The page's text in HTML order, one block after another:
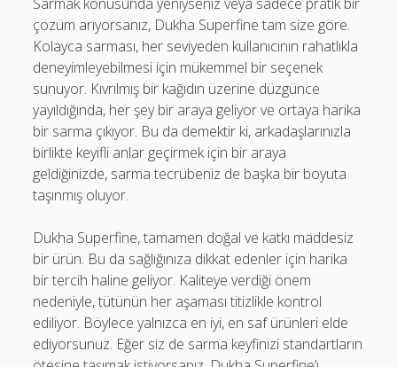
çözüm arıyorsanız, Dukha Superfine tam size göre.
Kolayca sarması, her seviyeden kullanıcının rahatlıkla
deneyimleyebilmesi için mükemmel bir seçenek
sunuyor. Kıvrılmış bir kağıdın üzerine düzgünce
yayıldığında, her şey bir araya geliyor ve ortaya harika
bir sarma çıkıyor. Bu da demektir ki, arkadaşlarınızla
birlikte keyifli anlar geçirmek için bir araya
geldiğinizde, sarma tecrübeniz de başka bir boyuta
taşınmış oluyor.
Dukha Superfine, tamamen doğal ve katkı maddesiz
bir ürün. Bu da sağlığınıza dikkat edenler için harika
bir tercih haline geliyor. Kaliteye verdiği önem
nedeniyle, tütünün her aşaması titizlikle kontrol
ediliyor. Böylece yalnızca en iyi, en saf ürünleri elde
ediyorsunuz. Eğer siz de sarma keyfinizi standartların